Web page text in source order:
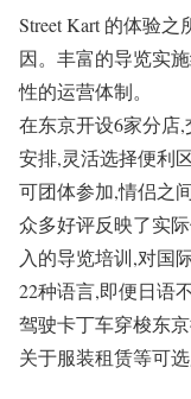
Street Kart 的体验
因。丰富的导览实
性的运营体制。
在东京开设6家分店
安排,灵活选择便利
可团体参加,情侣之
众多好评反映了实
入的导览培训,对国
22种语言,即便日语
驾驶卡丁车穿梭东
关于服装租赁等可